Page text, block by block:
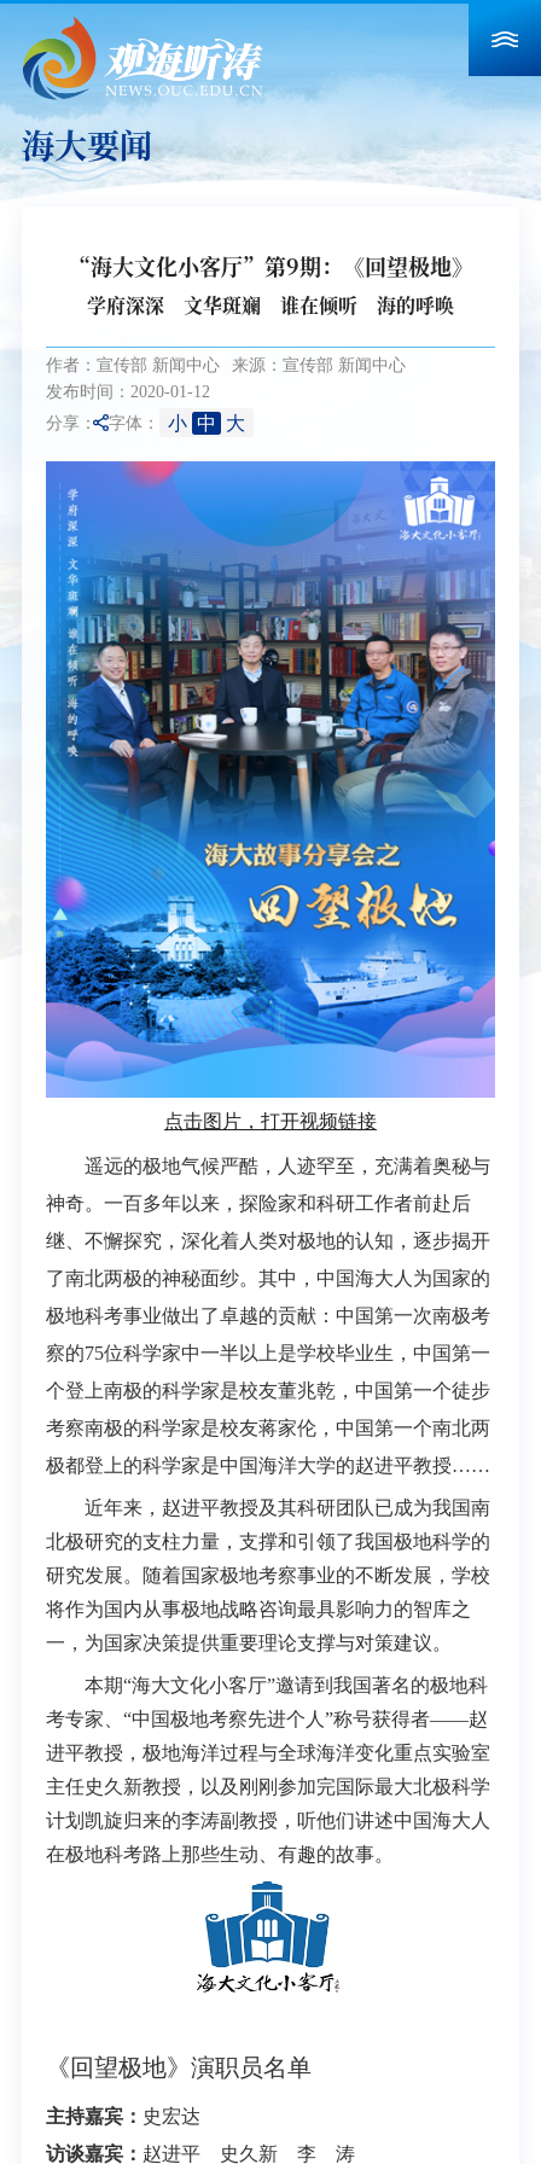
海大要闻
“海大文化小客厅”第9期：《回望极地》
学府深深 文华斑斓 谁在倾听 海的呼唤
作者：宣传部 新闻中心
来源：宣传部 新闻中心
发布时间：2020-01-12
分享： 字体： 小 中 大
点击图片，打开视频链接
遥远的极地气候严酷，人迹罕至，充满着奥秘与
神奇。一百多年以来，探险家和科研工作者前赴后
继、不懈探究，深化着人类对极地的认知，逐步揭开
了南北两极的神秘面纱。其中，中国海大人为国家的
极地科考事业做出了卓越的贡献：中国第一次南极考
察的75位科学家中一半以上是学校毕业生，中国第一
个登上南极的科学家是校友董兆乾，中国第一个徒步
考察南极的科学家是校友蒋家伦，中国第一个南北两
极都登上的科学家是中国海洋大学的赵进平教授……
近年来，赵进平教授及其科研团队已成为我国南
北极研究的支柱力量，支撑和引领了我国极地科学的
研究发展。随着国家极地考察事业的不断发展，学校
将作为国内从事极地战略咨询最具影响力的智库之
一，为国家决策提供重要理论支撑与对策建议。
本期“海大文化小客厅”邀请到我国著名的极地科
考专家、“中国极地考察先进个人”称号获得者——赵
进平教授，极地海洋过程与全球海洋变化重点实验室
主任史久新教授，以及刚刚参加完国际最大北极科学
计划凯旋归来的李涛副教授，听他们讲述中国海大人
在极地科考路上那些生动、有趣的故事。
《回望极地》演职员名单
主持嘉宾： 史宏达
访谈嘉宾： 赵进平 史久新 李 涛